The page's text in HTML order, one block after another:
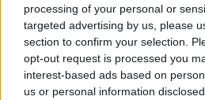
processing of your personal or
targeted advertising by us, please
section to confirm your selection.
opt-out request is processed you
interest-based ads based on
us or personal information
Mitglieder, denen der
gefällt
Liebe(r) Forum-Leser/in,